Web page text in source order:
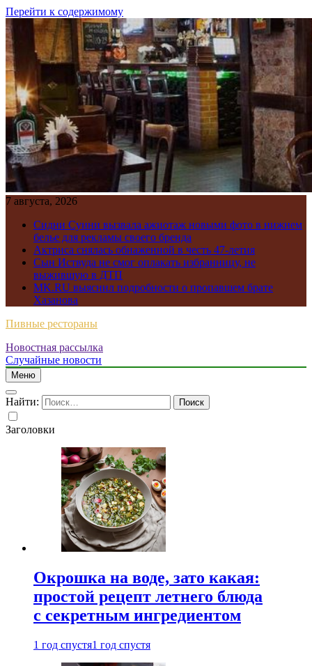
Перейти к содержимому
7 августа, 2026
Сидни Суини вызвала ажиотаж новыми фото в нижнем
белье для рекламы своего бренда
Актриса снялась обнаженной в честь 47-летия
Сын Иствуда не смог оплакать избранницу, не
выжившую в ДТП
MK.RU выяснил подробности о пропавшем брате
Хазанова
Пивные рестораны
Новостная рассылка
Случайные новости
Меню
Найти:
Заголовки
Окрошка на воде, зато какая:
простой рецепт летнего блюда
с секретным ингредиентом
1 год спустя1 год спустя